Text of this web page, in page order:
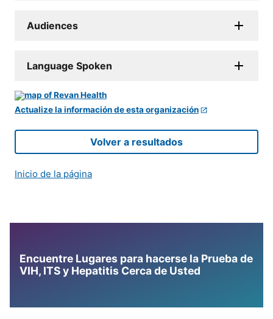
Audiences
Language Spoken
Actualize la información de esta organización
Volver a resultados
Inicio de la página
Encuentre Lugares para hacerse la Prueba de
VIH, ITS y Hepatitis Cerca de Usted